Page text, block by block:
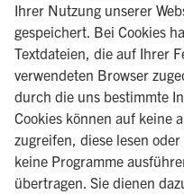
Ihrer Nutzung unserer
gespeichert. Bei Cookies
Textdateien, die auf Ihrer
verwendeten Browser
durch die uns bestimmte
Cookies können auf keine
zugreifen, diese lesen
keine Programme
übertragen. Sie dienen